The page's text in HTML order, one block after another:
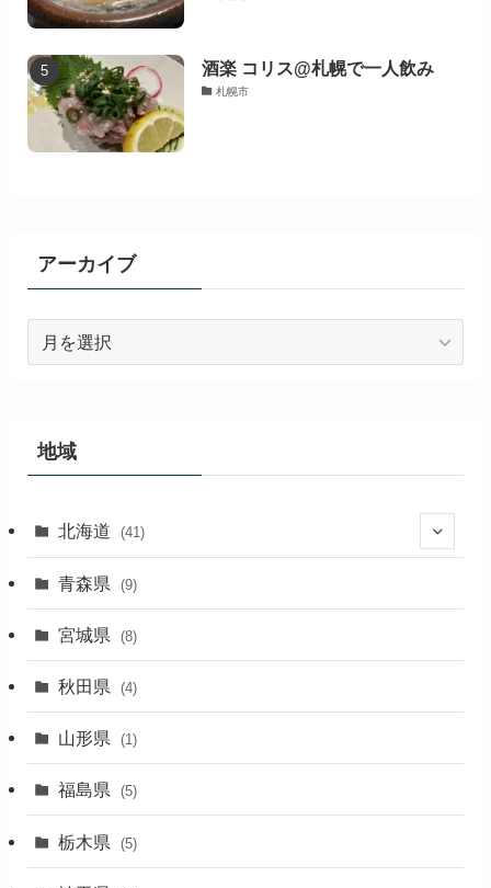
酒楽 コリス@札幌で一人飲み
札幌市
アーカイブ
ブ
地域
北海道 (41)
(27)
(2)
(1)
(1)
青森県 (9)
宮城県 (8)
秋田県 (4)
山形県 (1)
福島県 (5)
栃木県 (5)